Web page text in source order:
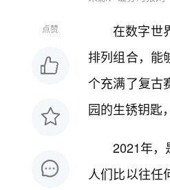
点赞
在数字世
排列组合，能
个充满了复古
园的生锈钥匙
2021年，
人们比以往任